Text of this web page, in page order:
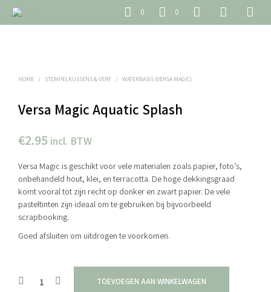
0 0
HOME / STEMPELKUSSENS & VERF / WATERBASIS (VERSA MAGIC)
Versa Magic Aquatic Splash
€2.95 incl. BTW
Versa Magic is geschikt voor vele materialen zoals papier, foto’s,
onbehandeld hout, klei, en terracotta. De hoge dekkingsgraad
komt vooral tot zijn recht op donker en zwart papier. De vele
pasteltinten zijn ideaal om te gebruiken bij bijvoorbeeld
scrapbooking.
Goed afsluiten om uitdrogen te voorkomen.
TOEVOEGEN AAN WINKELWAGEN